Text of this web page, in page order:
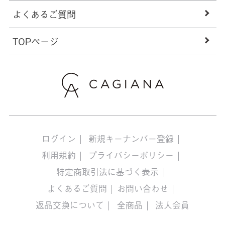
よくあるご質問
TOPページ
ログイン
新規キーナンバー登録
利用規約
プライバシーポリシー
特定商取引法に基づく表示
よくあるご質問
お問い合わせ
返品交換について
全商品 法人会員